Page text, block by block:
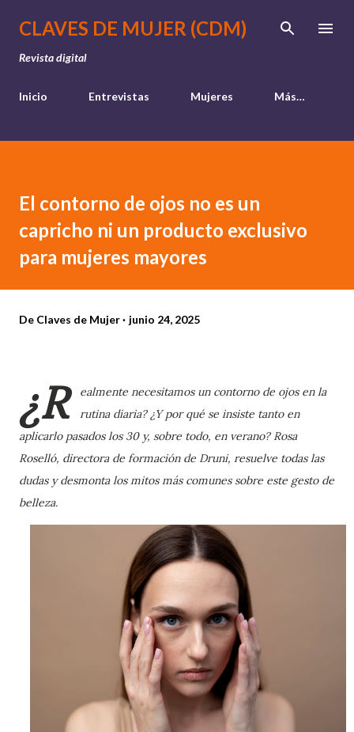
Ir al contenido principal
CLAVES DE MUJER (CDM)
Revista digital
Inicio Entrevistas Mujeres Más…
El contorno de ojos no es un
capricho ni un producto exclusivo
para mujeres mayores
De Claves de Mujer junio 24, 2025
¿R
ealmente necesitamos un contorno de ojos en la
rutina diaria? ¿Y por qué se insiste tanto en
aplicarlo pasados los 30 y, sobre todo, en verano? Rosa
Roselló, directora de formación de Druni, resuelve todas las
dudas y desmonta los mitos más comunes sobre este gesto de
belleza.